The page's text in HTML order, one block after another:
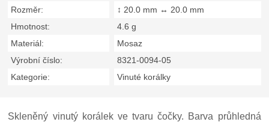
Rozměr:
↕ 20.0 mm ↔ 20.0 mm
Hmotnost:
4.6 g
Materiál:
Mosaz
Výrobní číslo:
8321-0094-05
Kategorie:
Vinuté korálky
Skleněný vinutý korálek ve tvaru čočky. Barva průhledná